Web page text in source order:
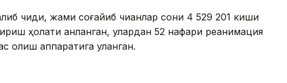
чиқди, жами соғайиб чиққанлар сони 4 529 201 киши
ҳолати анқланган, улардан 52 нафари реанимация
олиш аппаратига уланган.